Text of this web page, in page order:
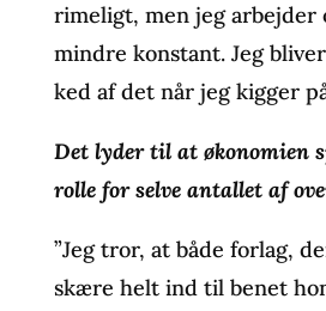
rimeligt, men jeg arbejder
mindre konstant. Jeg
ked af det når jeg kigger
Det lyder til at økonomien
rolle for selve antallet af
”Jeg tror, at både forlag,
skære helt ind til benet